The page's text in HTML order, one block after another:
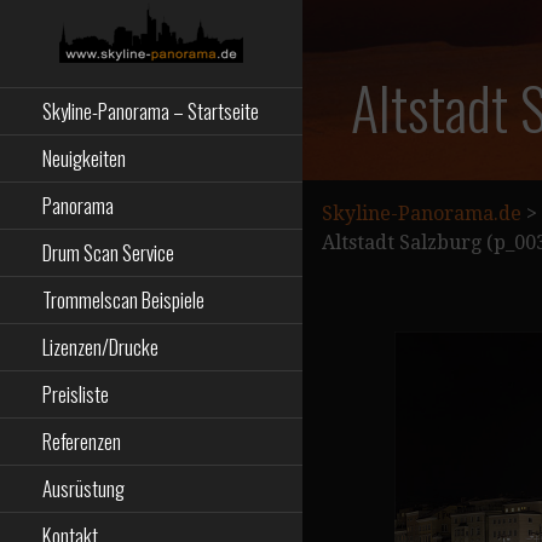
SKYLINE-
PANORAMA.DE
Skyline-Panorama – Startseite
Neuigkeiten
Panorama
Drum Scan Service
Trommelscan Beispiele
Lizenzen/Drucke
Preisliste
Referenzen
Ausrüstung
Kontakt
Altstadt
Skyline-Panorama.de >
Altstadt Salzburg